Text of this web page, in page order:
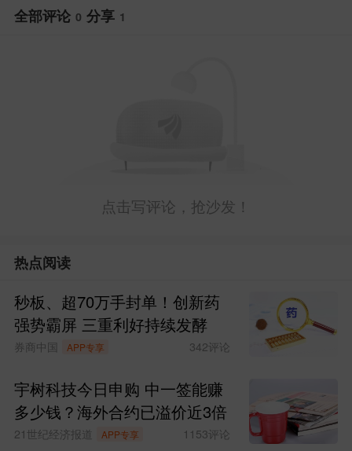
智能化核心技术落地，2026年3月，推出
充好，9分钟充饱，零下30℃只多3分钟，
性难题，还将于年底在全国建成20000座
闪充站，引领新能源汽车进入闪充时代；5
兜底1年，并宣布全系车型均可搭载天神之
眼 B 辅助驾驶激光版，开创全民城市领航
全部评论 0 分享 1
点击写评论，抢沙发！
热点阅读
秒板、超70万手封单！创新药
强势霸屏 三重利好持续发酵
券商中国 APP专享 342评论
宇树科技今日申购 中一签能赚
多少钱？海外合约已溢价近3倍
21世纪经济报道 APP专享 1153评论